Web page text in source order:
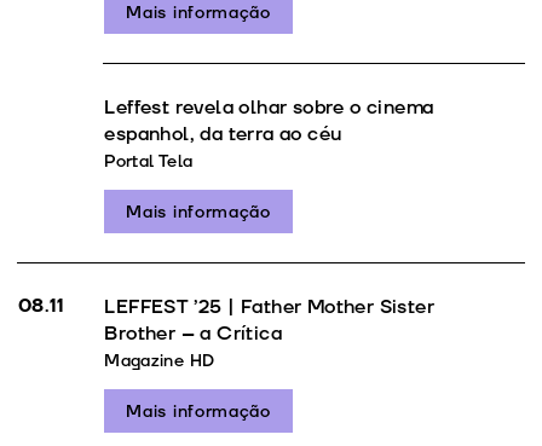
Mais informação
Leffest revela olhar sobre o cinema
espanhol, da terra ao céu
Portal Tela
Mais informação
08.11
LEFFEST ’25 | Father Mother Sister
Brother – a Crítica
Magazine HD
Mais informação